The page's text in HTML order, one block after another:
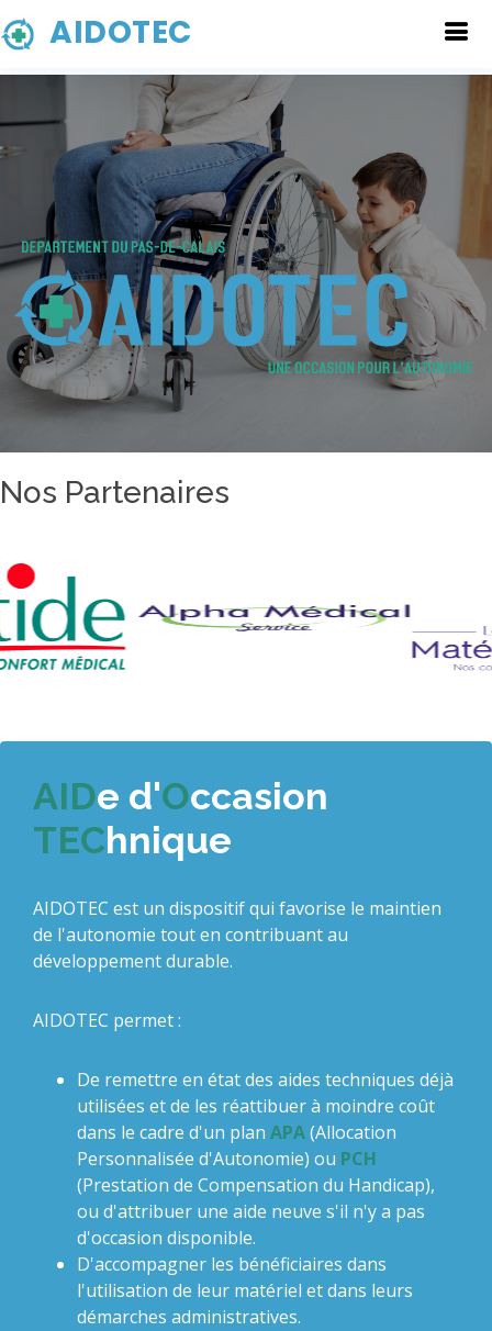
AIDOTEC
Nos Partenaires
AIDe d'Occasion
TEChnique
AIDOTEC est un dispositif qui favorise le maintien
de l'autonomie tout en contribuant au
développement durable.
AIDOTEC permet :
De remettre en état des aides techniques déjà
utilisées et de les réattibuer à moindre coût
dans le cadre d'un plan APA(Allocation
Personnalisée d'Autonomie) ou PCH
(Prestation de Compensation du Handicap),
ou d'attribuer une aide neuve s'il n'y a pas
d'occasion disponible.
D'accompagner les bénéficiaires dans
l'utilisation de leur matériel et dans leurs
démarches administratives.